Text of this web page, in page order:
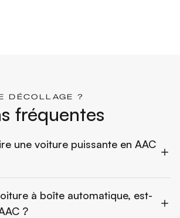
DÉCOLLAGE ?
fréquentes
une voiture puissante en AAC
à boîte automatique, est-
?